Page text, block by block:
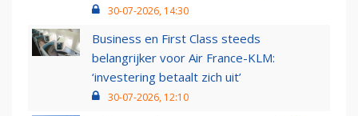
30-07-2026, 14:30
Business en First Class steeds
belangrijker voor Air France-KLM:
‘investering betaalt zich uit’
30-07-2026, 12:10